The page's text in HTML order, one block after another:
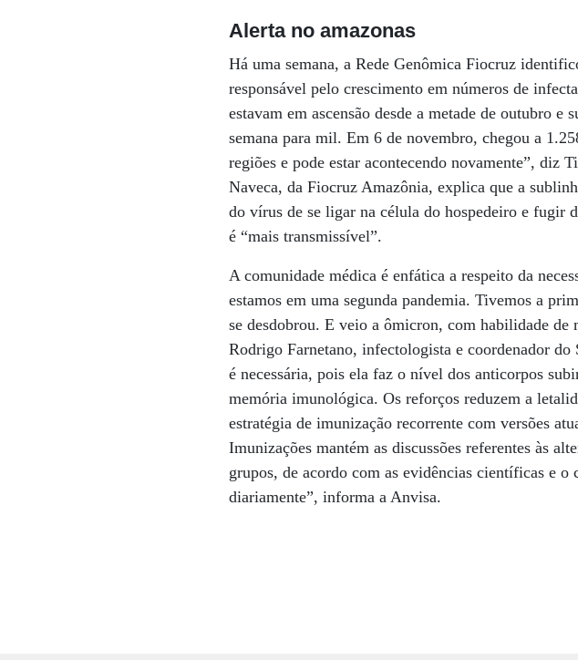
Alerta no amazonas
Há uma semana, a Rede Genômica Fiocruz
responsável pelo crescimento em números de
estavam em ascensão desde a metade de outubro
semana para mil. Em 6 de novembro, chegou a
regiões e pode estar acontecendo novamente”, diz
Naveca, da Fiocruz Amazônia, explica que a
do vírus de se ligar na célula do hospedeiro e fugir
é “mais transmissível”.
A comunidade médica é enfática a respeito da
estamos em uma segunda pandemia. Tivemos a
se desdobrou. E veio a ômicron, com habilidade de
Rodrigo Farnetano, infectologista e coordenador
é necessária, pois ela faz o nível dos anticorpos
memória imunológica. Os reforços reduzem a
estratégia de imunização recorrente com versões
Imunizações mantém as discussões referentes às
grupos, de acordo com as evidências científicas e
diariamente”, informa a Anvisa.